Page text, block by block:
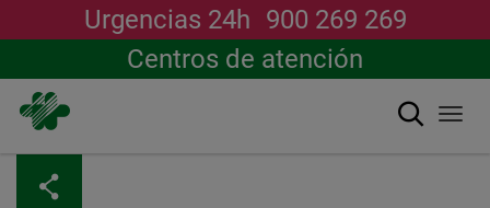
Urgencias 24h 900 269 269
Centros de atención
搜索